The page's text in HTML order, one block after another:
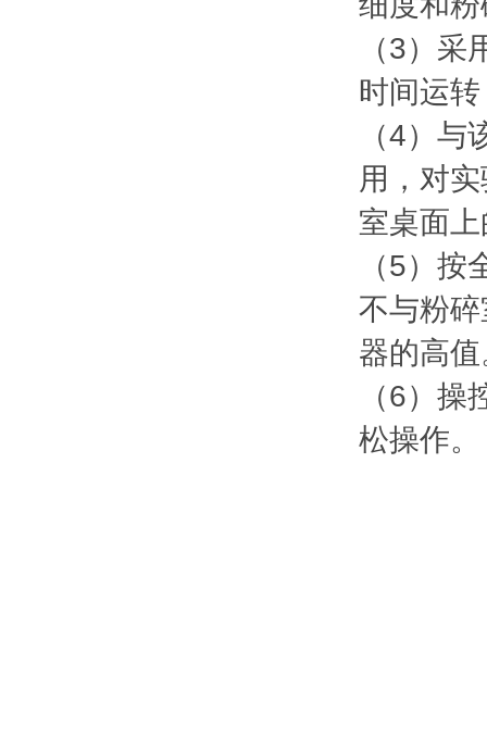
（3）
时间运
（4）
用，对
室桌面
（5）
不与粉
器的高
（6）
松操作。